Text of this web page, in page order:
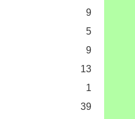
9
5
9
13
1
39